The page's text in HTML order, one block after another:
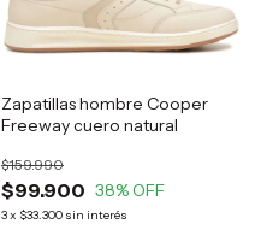
Zapatillas hombre Cooper
Freeway cuero natural
$99.900
$159.990
38% OFF
3x $33.300 sin interés